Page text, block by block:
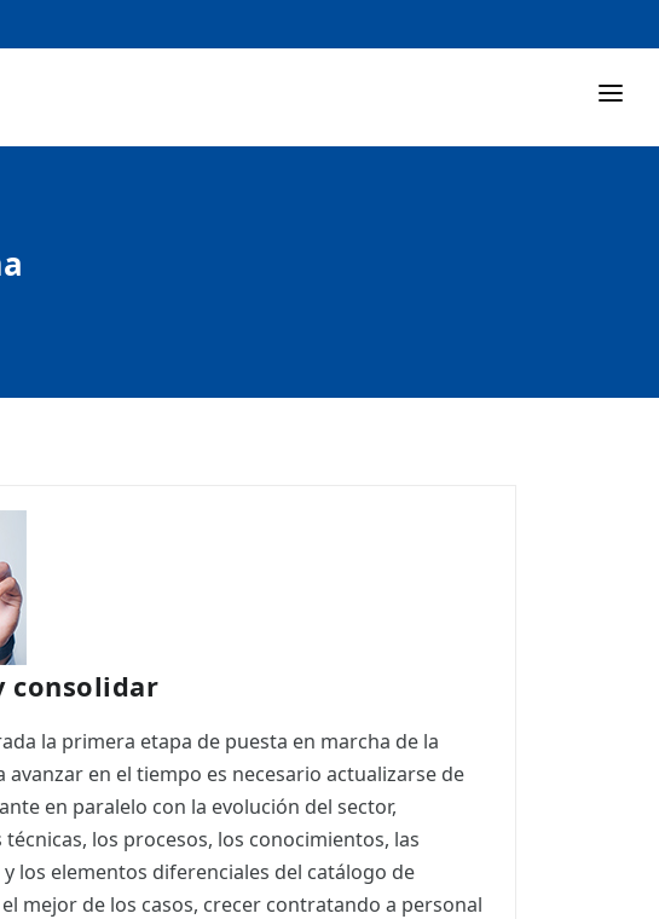
consolidar
la primera etapa de puesta en marcha de la
avanzar en el tiempo es necesario actualizarse de
en paralelo con la evolución del sector,
los procesos, los conocimientos, las
los elementos diferenciales del catálogo de
mejor de los casos, crecer contratando a personal